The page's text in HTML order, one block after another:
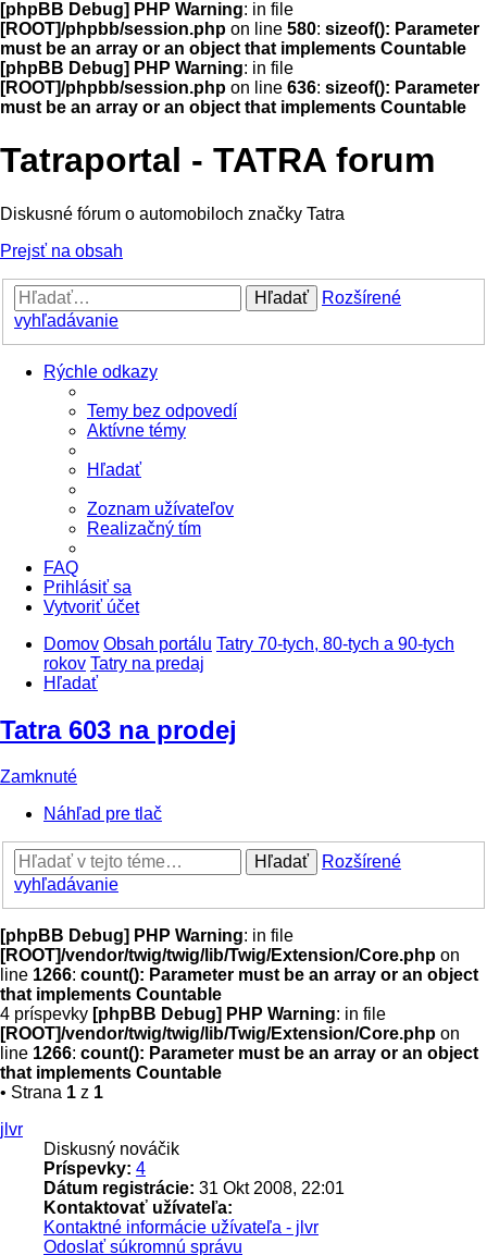
[phpBB Debug] PHP Warning: in file
[ROOT]/phpbb/session.php on line 580: sizeof(): Parameter
must be an array or an object that implements Countable
[phpBB Debug] PHP Warning: in file
[ROOT]/phpbb/session.php on line 636: sizeof(): Parameter
must be an array or an object that implements Countable
Tatraportal - TATRA forum
Diskusné fórum o automobiloch značky Tatra
Prejsť na obsah
Hľadať
Rozšírené
vyhľadávanie
Rýchle odkazy
Temy bez odpovedí
Aktívne témy
Hľadať
Zoznam užívateľov
Realizačný tím
FAQ
Prihlásiť sa
Vytvoriť účet
Domov Obsah portálu Tatry 70-tych, 80-tych a 90-tych
rokov Tatry na predaj
Hľadať
Tatra 603 na prodej
Zamknuté
Náhľad pre tlač
Hľadať
Rozšírené
vyhľadávanie
[phpBB Debug] PHP Warning: in file
[ROOT]/vendor/twig/twig/lib/Twig/Extension/Core.php on
line 1266: count(): Parameter must be an array or an object
that implements Countable
4 príspevky [phpBB Debug] PHP Warning: in file
[ROOT]/vendor/twig/twig/lib/Twig/Extension/Core.php on
line 1266: count(): Parameter must be an array or an object
that implements Countable
• Strana 1 z 1
jlvr
Diskusný nováčik
Príspevky: 4
Dátum registrácie: 31 Okt 2008, 22:01
Kontaktovať užívateľa:
Kontaktné informácie užívateľa - jlvr
Odoslať súkromnú správu